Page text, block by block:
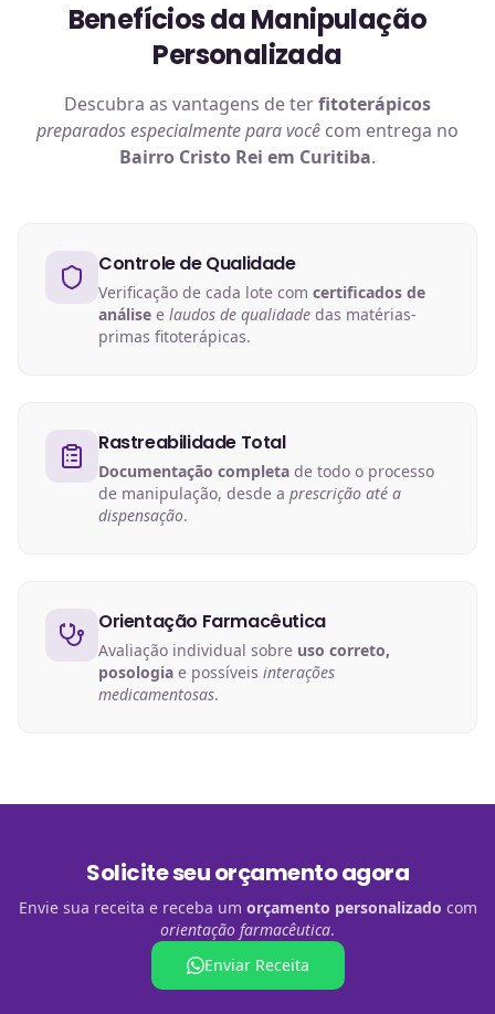
Benefícios da Manipulação
Personalizada
Descubra as vantagens de terfitoterápicos
preparados especialmente para você com entrega no
Bairro Cristo Rei em Curitiba.
Controle de Qualidade
Verificação de cada lote com certificados de
análise e laudos de qualidade das matérias-
primas fitoterápicas.
Rastreabilidade Total
Documentação completa de todo o processo
de manipulação, desde a prescrição até a
dispensação.
Orientação Farmacêutica
Avaliação individual sobre uso correto,
posologia e possíveis interações
medicamentosas.
Solicite seu orçamento agora
Envie sua receita e receba um orçamento personalizado com
orientação farmacêutica.
Enviar Receita